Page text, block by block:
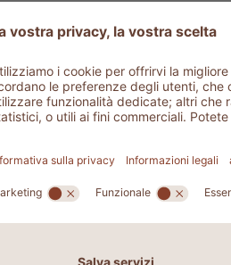
visita si prescrive il
(globuli, granuli,
della sostanza base,
omeopatici sono indicati
per l’insonnia
alla mezzanotte.